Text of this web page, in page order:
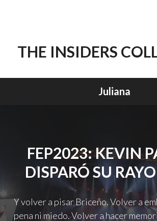
THE INSIDERS
Juliana
FEP2023: KEVIN
DISPARÓ SU
Y volver a pisar Briceño. Volver a
pena ni miedo. Volver a hacer